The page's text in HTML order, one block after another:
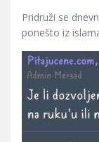
Pridruži se
ponešto iz